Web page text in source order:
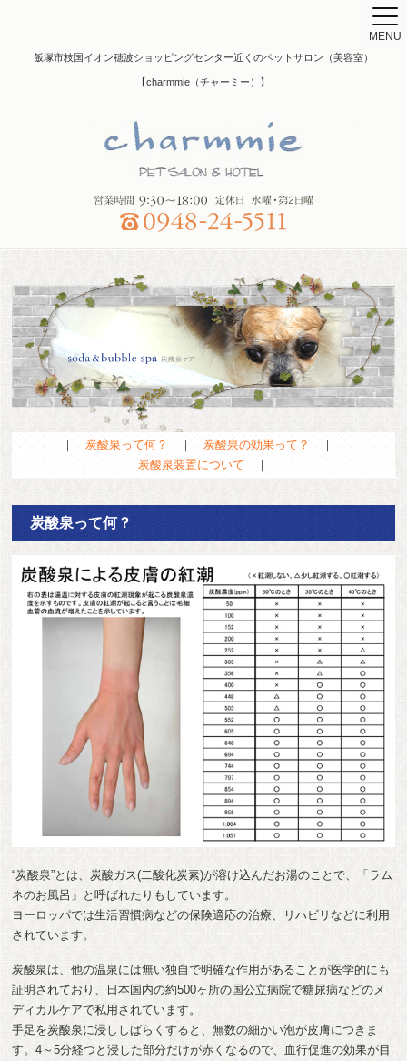
飯塚市枝国イオン穂波ショッピングセンター近くのペットサロン（美容室）
【charmmie（チャーミー）】
MENU
｜ 炭酸泉って何？ ｜ 炭酸泉の効果って？
｜
炭酸泉装置について ｜
炭酸泉って何？
“炭酸泉”とは、炭酸ガス(二酸化炭素)が溶け込んだお湯のことで、「ラム
ネのお風呂」と呼ばれたりもしています。
ヨーロッパでは生活習慣病などの保険適応の治療、リハビリなどに利用
されています。
炭酸泉は、他の温泉には無い独自で明確な作用があることが医学的にも
証明されており、日本国内の約500ヶ所の国公立病院で糖尿病などのメ
ディカルケアで私用されています。
手足を炭酸泉に浸ししばらくすると、無数の細かい泡が皮膚につきま
す。4～5分経つと浸した部分だけが赤くなるので、血行促進の効果が目